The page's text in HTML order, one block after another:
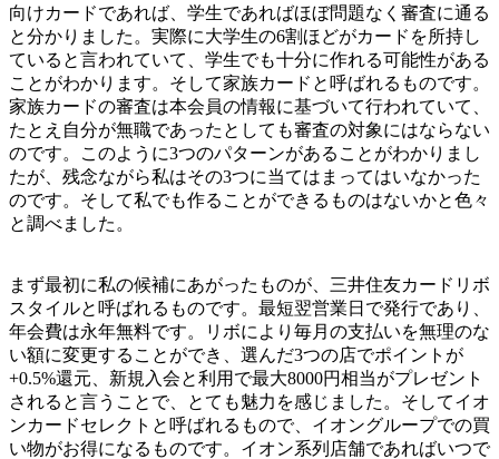
向けカードであれば、学生であればほぼ問題なく審査に通る
と分かりました。実際に大学生の6割ほどがカードを所持し
ていると言われていて、学生でも十分に作れる可能性がある
ことがわかります。そして家族カード と呼ばれるものです。
家族カードの審査は本会員の情報に基づいて行われていて、
たとえ自分が無職であったとしても審査の対象にはならない
のです。このように3つのパターンがあることがわかりまし
たが、残念ながら私はその3つに当てはまってはいなかった
のです。そして私でも作ることができるものはないかと色々
と調べました。
まず最初に私の候補にあがったものが、 三井住友カードリボ
スタイルと呼ばれるものです。最短翌営業日で発行であり、
年会費は永年無料です。リボにより毎月の支払いを無理のな
い額に変更することができ、選んだ3つの店でポイントが
+0.5%還元、新規入会と利用で最大8000円相当がプレゼント
されると言うことで、とても魅力を感じました。そしてイオ
ンカードセレクト と呼ばれるもので、イオングループでの買
い物がお得になるものです。イオン系列店舗であればいつで